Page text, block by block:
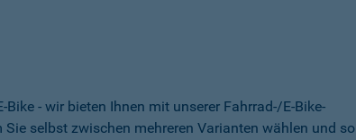
- wir bieten Ihnen mit unserer Fahrrad-/E-Bike-
selbst zwischen mehreren Varianten wählen und so